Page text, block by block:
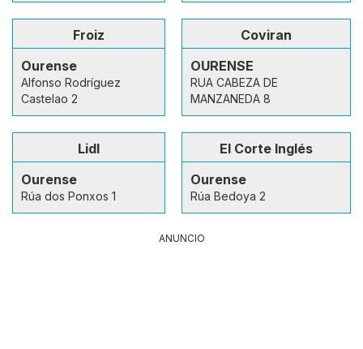
Froiz
Ourense
Alfonso Rodríguez
Castelao 2
Coviran
OURENSE
RUA CABEZA DE
MANZANEDA 8
Lidl
Ourense
Rúa dos Ponxos 1
El Corte Inglés
Ourense
Rúa Bedoya 2
ANUNCIO